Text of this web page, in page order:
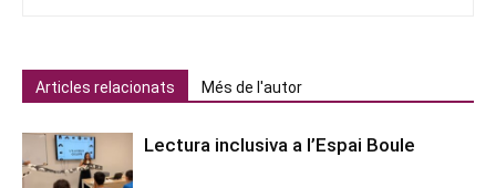
Articles relacionats Més de l'autor
Lectura inclusiva a l’Espai Boule